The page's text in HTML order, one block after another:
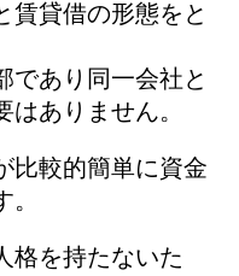
賃貸借の形態をと
であり同一会社と
ありません。
比較的簡単に資金
格を持たないた